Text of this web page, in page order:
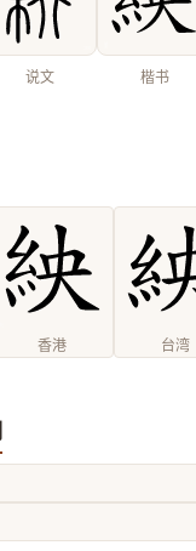
说文 楷书
香港 台湾